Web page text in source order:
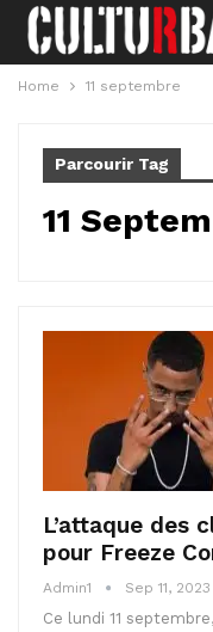
Home 11 septembre
Parcourir Tag
11
L’attaque des
pour Freeze
Admin1 Sep 11, 2023
Ce lundi 11